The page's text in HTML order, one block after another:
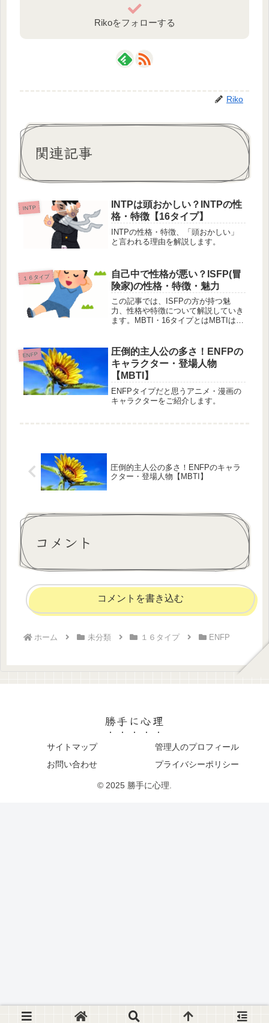
Rikoをフォローする
Riko
関連記事
INTP
INTPは頭おかしい？INTPの性
格・特徴【16タイプ】
INTPの性格・特徴、「頭おかしい」
と言われる理由を解説します。
１６タイプ
自己中で性格が悪い？ISFP(冒
険家)の性格・特徴・魅力
この記事では、ISFPの方が持つ魅
力、性格や特徴について解説していき
ます。MBTI・16タイプとはMBTIは
とマイヤーズ氏が完成させた16タイ
プ...
ENFP
圧倒的主人公の多さ！ENFPの
キャラクター・登場人物
【MBTI】
ENFPタイプだと思うアニメ・漫画の
キャラクターをご紹介します。
圧倒的主人公の多さ！ENFPのキャラ
クター・登場人物【MBTI】
コメント
コメントを書き込む
ホーム 未分類 １６タイプ ENFP
勝手に心理
サイトマップ
管理人のプロフィール
お問い合わせ
プライバシーポリシー
© 2025 勝手に心理.